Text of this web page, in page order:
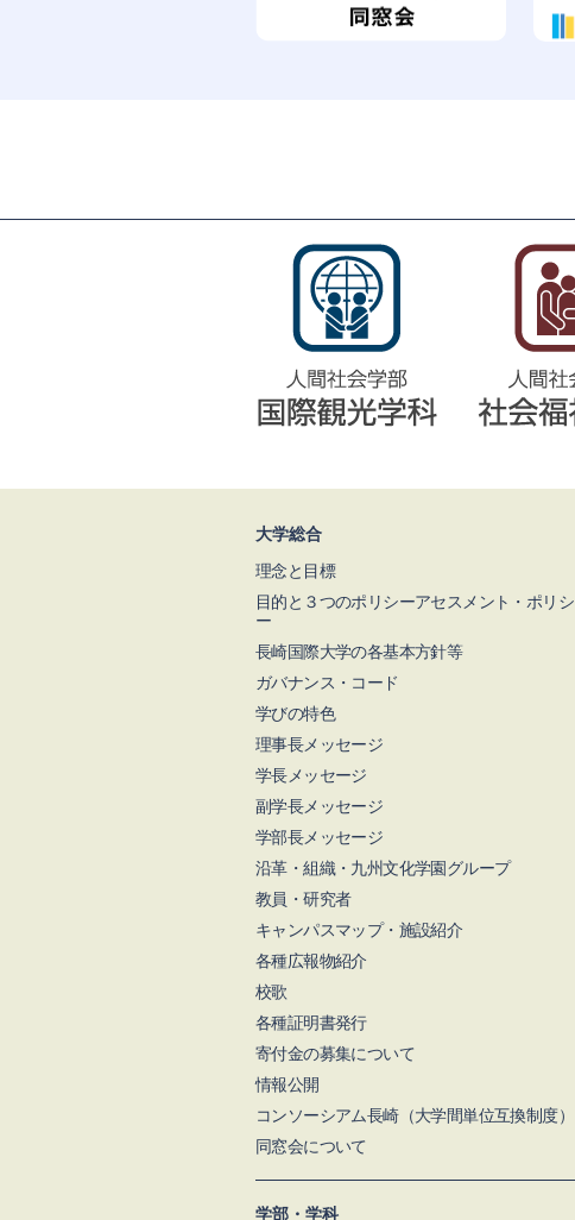
大学総合
理念と目標
目的と３つのポリシーアセスメント・ポリシ
ー
長崎国際大学の各基本方針等
ガバナンス・コード
学びの特色
理事長メッセージ
学長メッセージ
副学長メッセージ
学部長メッセージ
沿革・組織・九州文化学園グループ
教員・研究者
キャンパスマップ・施設紹介
各種広報物紹介
校歌
各種証明書発行
寄付金の募集について
情報公開
コンソーシアム長崎（大学間単位互換制度）
同窓会について
学部・学科